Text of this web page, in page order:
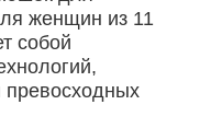
женщин из 11
собой
превосходных